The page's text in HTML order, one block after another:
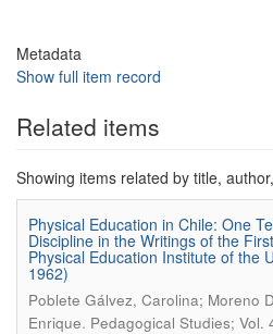
Metadata
Show full item record
Related items
Showing items related by title,
Physical Education in Chile: One
Discipline in the Writings of the
Physical Education Institute of the
1962)
Poblete Gálvez, Carolina; Moreno
Enrique. Pedagogical Studies;